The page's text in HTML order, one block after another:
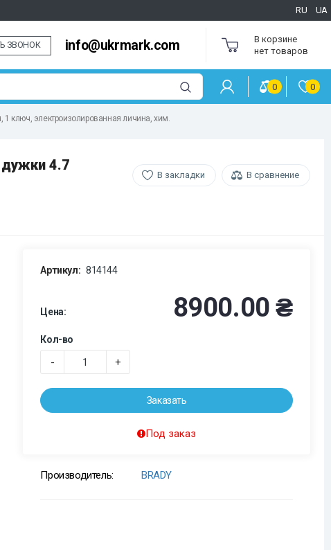
RU UA
ЗВОНОК info@ukrmark.com
В корзине
нет товаров
0 0
ключ, электроизолированная личина, хим.
4.7
В закладки В сравнение
Артикул: 814144
Цена: 8900.00 ₴
Кол-во
- +
Заказать
Под заказ
Производитель: BRADY